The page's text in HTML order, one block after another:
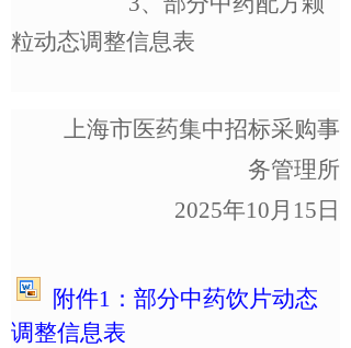
粒动态调整信息表
上海市医药集中招标采购事
务管理所
2025年10月15日
附件1 ：部分中药饮片动态
调整信息表